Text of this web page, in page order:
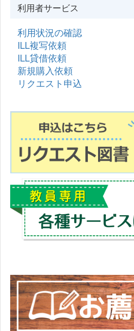
利用者サービス
利用状況の確認
ILL複写依頼
ILL貸借依頼
新規購入依頼
リクエスト申込